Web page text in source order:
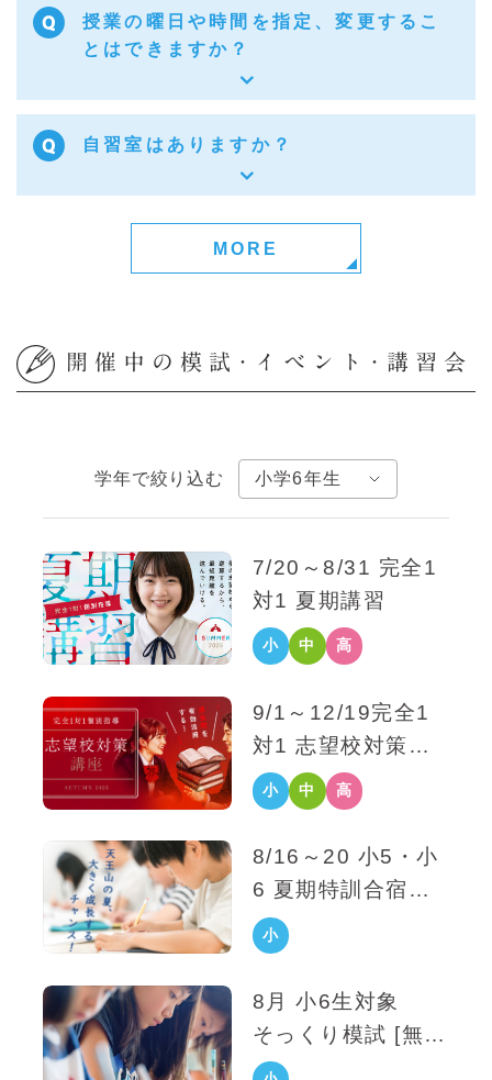
授業の曜日や時間を指定、変更するこ
とはできますか？
自習室はありますか？
MORE
開催中の模試･イベント･講習会
学年で絞り込む
7/20～8/31 完全1
対1 夏期講習
小
生
中
生
高
生
9/1～12/19完全1
対1 志望校対策講
座
小
生
中
生
高
生
8/16～20 小5・小
6 夏期特訓合宿
2026
小
生
8月 小6生対象
そっくり模試 [無
料]